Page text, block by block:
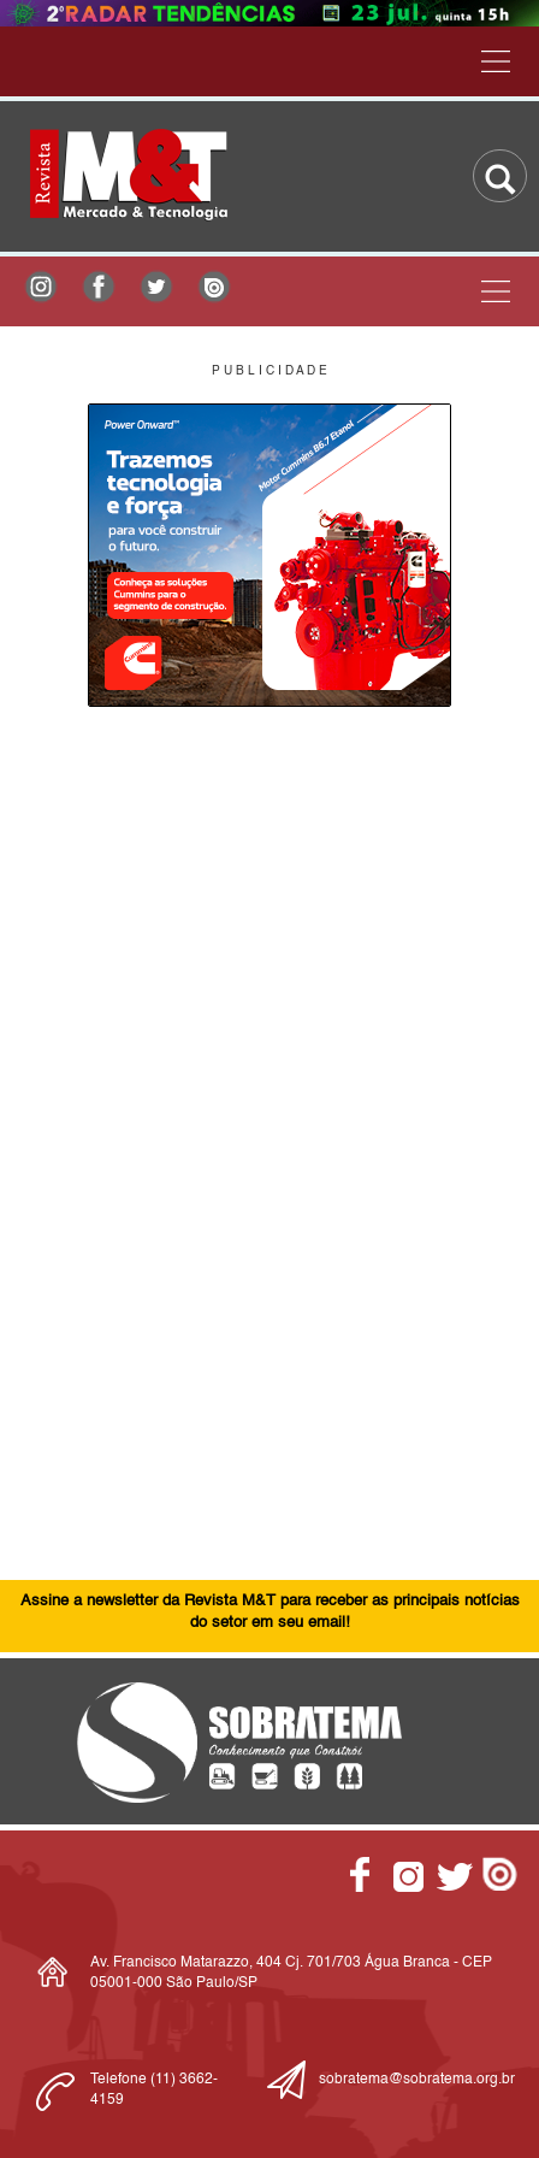
P U B L I C I D A D E
Assine a newsletter da Revista M&T para receber as principais notícias
do setor em seu email!
Av. Francisco Matarazzo, 404 Cj. 701/703 Água Branca - CEP
05001-000 São Paulo/SP
Telefone (11) 3662-
4159
sobratema@sobratema.org.br